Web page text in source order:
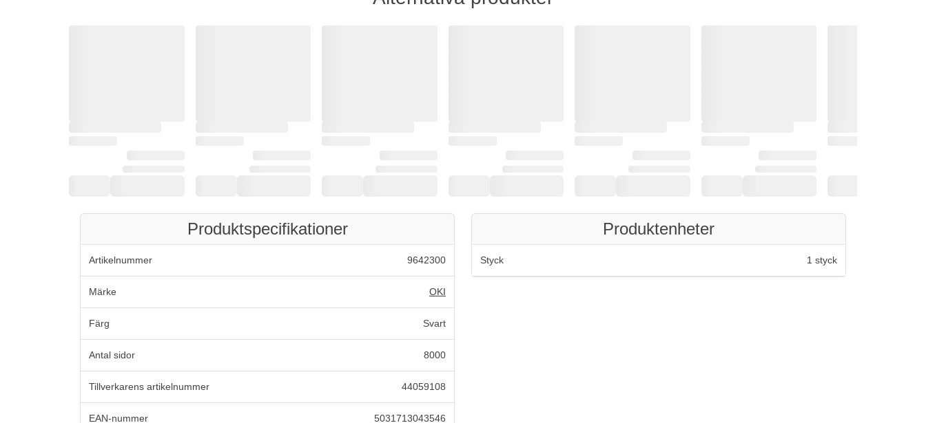
Produktspecifikationer
Artikelnummer 9642300
Märke OKI
Färg Svart
Antal sidor 8000
Tillverkarens artikelnummer 44059108
EAN-nummer 5031713043546
Produktenheter
Styck 1 styck